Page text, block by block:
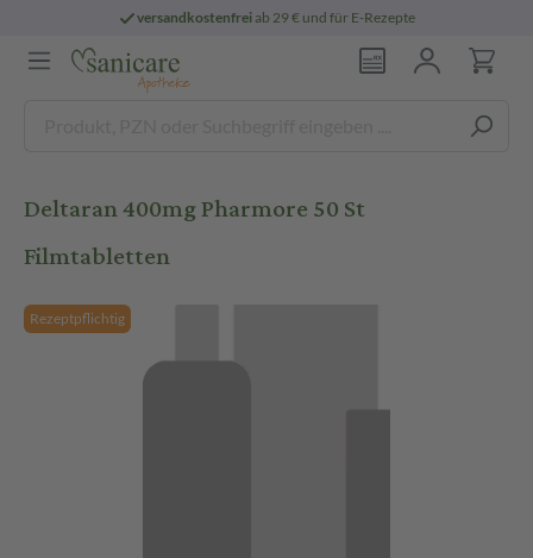
versandkostenfreiab 29 € und für E-Rezepte
Deltaran 400mg Pharmore 50 St
Filmtabletten
Rezeptpflichtig